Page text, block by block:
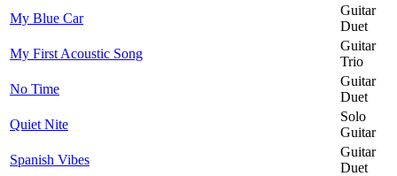
My Blue Car
Guitar
Duet
My First Acoustic Song
Guitar
Trio
No Time
Guitar
Duet
Quiet Nite
Solo
Guitar
Spanish Vibes
Guitar
Duet